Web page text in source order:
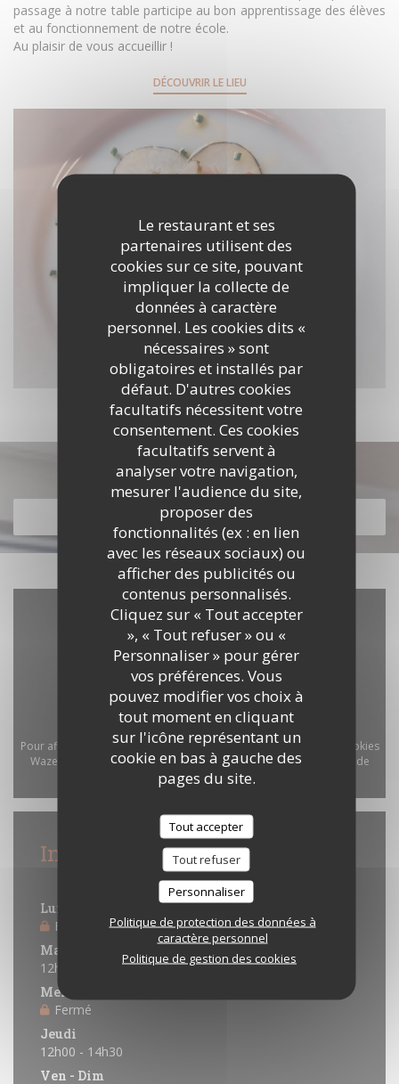
Le restaurant et ses
partenaires utilisent des
cookies sur ce site, pouvant
impliquer la collecte de
données à caractère
personnel. Les cookies dits «
nécessaires » sont
obligatoires et installés par
défaut. D'autres cookies
facultatifs nécessitent votre
consentement. Ces cookies
facultatifs servent à
analyser votre navigation,
mesurer l'audience du site,
proposer des
fonctionnalités (ex : en lien
avec les réseaux sociaux) ou
afficher des publicités ou
contenus personnalisés.
Cliquez sur « Tout accepter
», « Tout refuser » ou «
Personnaliser » pour gérer
vos préférences. Vous
pouvez modifier vos choix à
tout moment en cliquant
sur l'icône représentant un
cookie en bas à gauche des
pages du site.
Tout accepter
Tout refuser
Personnaliser
Politique de protection des données à
caractère personnel
Politique de gestion des cookies
passage à notre table participe au bon apprentissage des élèves
et au fonctionnement de notre école.
Au plaisir de vous accueillir !
DÉCOUVRIR LE LIEU
Découvrir notre carte
DÉCOUVRIR NOTRE CARTE
Pour afficher la carte interactive Waze, vous devez accepter les cookies
Waze Map (Google). Ces cookies peuvent collecter des données de
navigation et de localisation. Autoriser
Infos pratiques
Horaires
Lundi
Fermé
Mardi
12h00 - 14h30
Mercredi
Fermé
Jeudi
12h00 - 14h30
Ven - Dim